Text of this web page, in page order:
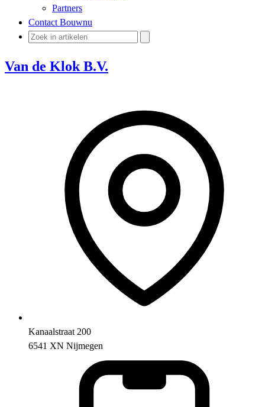
Partners
Contact Bouwnu
Van de Klok B.V.
Kanaalstraat 200
6541 XN Nijmegen